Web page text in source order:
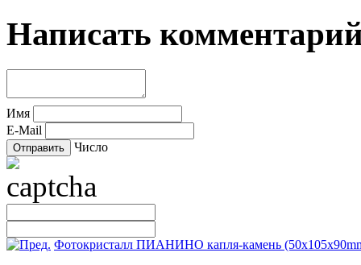
Написать
Имя
E-Mail
Число
Фотокристалл ПИАНИНО капля-камень